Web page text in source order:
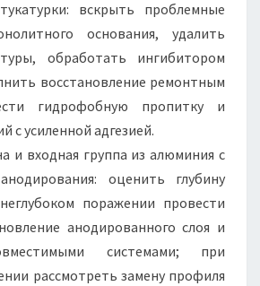
вскрыть проблемные
основания, удалить
обработать ингибитором
восстановление ремонтным
гидрофобную пропитку и
с усиленной адгезией.
и входная группа из алюминия с
оценить глубину
поражении провести
анодированного слоя и
системами; при
рассмотреть замену профиля